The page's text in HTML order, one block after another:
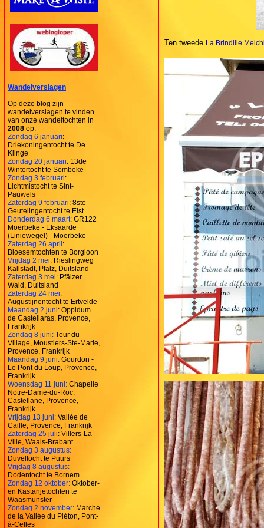
Wandelverslagen
Op deze blog zijn
wandelverslagen te vinden
van onze wandeltochten in
2008 op:
Zondag 6 januari:
Driekoningentocht te De
Klinge
Zondag 20 januari: 13de
Wintertocht te Sombeke
Zondag 3 februari:
Lichtmistocht te Sint-
Pauwels
Zaterdag 9 februari: 8ste
Geutelingentocht te Elst
Donderdag 6 maart: GR122
Moerbeke - Eksaarde
(Liniewegel) - Moerbeke
Zaterdag 26 april:
Bloesemtochten te Borgloon
Vrijdag 2 mei: Rieslingweg
Kallstadt, Pfalz, Duitsland
Zaterdag 3 mei: Pfälzer
Wald, Duitsland
Zaterdag 24 mei:
Augustijnentocht te Ertvelde
Maandag 2 juni: Oppidum
de Castellaras, Provence,
Frankrijk
Zondag 8 juni: Tour du
Village, Moustiers-Ste-Marie,
Provence, Frankrijk
Maandag 9 juni: Gourdon -
Le Pont du Loup, Provence,
Frankrijk
Woensdag 11 juni: Chapelle
Notre-Dame-du-Roc,
Castellane, Provence,
Frankrijk
Vrijdag 13 juni: Vallée de
Caille, Provence, Frankrijk
Zaterdag 25 juli: Villers-La-
Ville, Waals-Brabant
Zondag 3 augustus:
Duveltocht te Puurs
Vrijdag 8 augustus:
Dodentocht te Bornem
Zondag 12 oktober: Oktober-
en Kastanjetochten te
Waasmunster
Zondag 2 november: Marche
de la Vallée du Piéton, Pont-
à-Celles
Ten tweede La Brindille